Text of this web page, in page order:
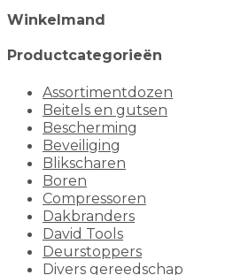
Winkelmand
Productcategorieën
Assortimentdozen
Beitels en gutsen
Bescherming
Beveiliging
Blikscharen
Boren
Compressoren
Dakbranders
David Tools
Deurstoppers
Divers gereedschap